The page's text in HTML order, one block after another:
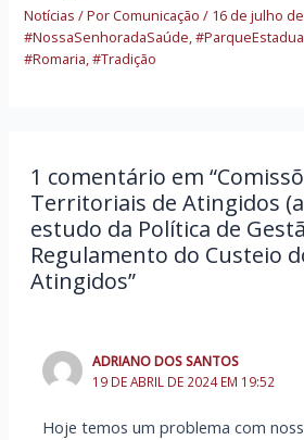
Notícias / PorComunicação/ 16 de julho
#NossaSenhoradaSaúde,
#Romaria,#Tradição
1 comentário em
Territoriais de Atingidos
estudo da Política de
Regulamento do Custeio
Atingidos”
ADRIANO DOS SANTOS
19 DE ABRIL DE 2024 EM 19:52
Hoje temos um problema com